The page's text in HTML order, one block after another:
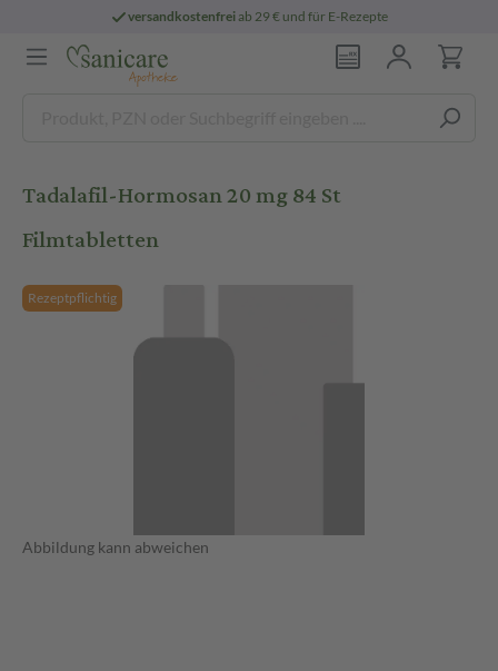
versandkostenfreiab 29 € und für E-Rezepte
Tadalafil-Hormosan 20 mg 84 St
Filmtabletten
Rezeptpflichtig
Abbildung kann abweichen